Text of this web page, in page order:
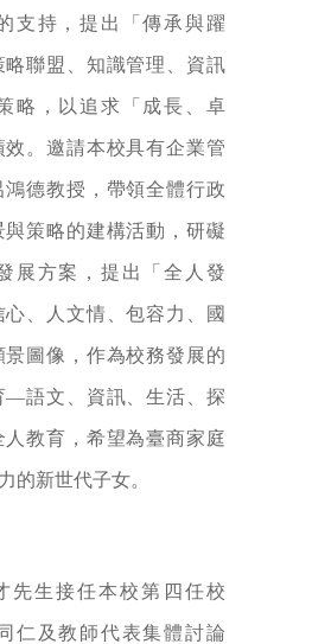
支持，提出「傳承與躍
聯盟、知識管理、資訊
略，以追求「成長、卓
。邀請本校具有企業管
德教授，帶領全體行政
與策略的建構活動，研礙
展方案，提出「全人發
、人文情、包容力、國
圖像，作為校務發展的
—語文、資訊、生活、探
教育，希望為臺商家庭
的新世代子女。
先生接任本校第四任校
仁及教師代表集體討論